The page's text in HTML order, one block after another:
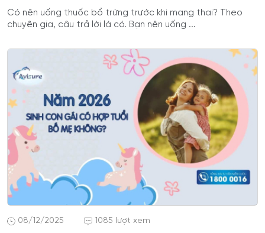
Có nên uống thuốc bổ trứng trước khi mang thai? Theo
chuyên gia, câu trả lời là có. Bạn nên uống ...
08/12/2025 1085 lượt xem